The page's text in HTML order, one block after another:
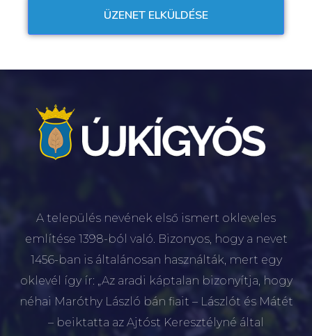
A település nevének első ismert okleveles
említése 1398-ból való. Bizonyos, hogy a nevet
1456-ban is általánosan használták, mert egy
oklevél így ír: „Az aradi káptalan bizonyítja, hogy
néhai Maróthy László bán fiait – Lászlót és Mátét
– beiktatta az Ajtóst Keresztélyné által